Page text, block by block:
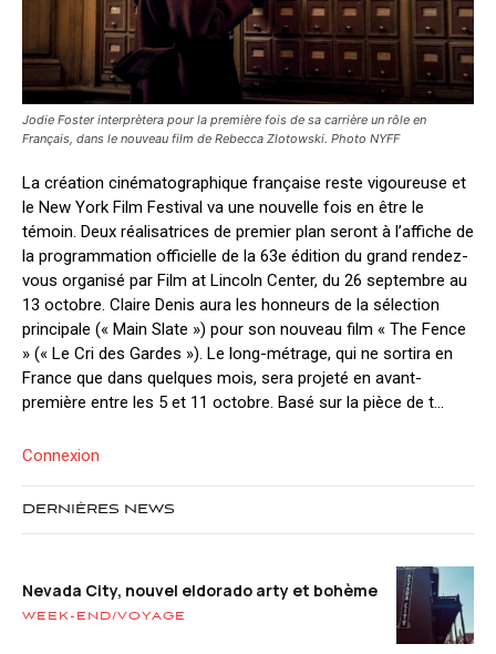
Jodie Foster interprètera pour la première fois de sa carrière un rôle en
Français, dans le nouveau film de Rebecca Zlotowski. Photo NYFF
La création cinématographique française reste vigoureuse et
le New York Film Festival va une nouvelle fois en être le
témoin. Deux réalisatrices de premier plan seront à l’affiche de
la programmation officielle de la 63e édition du grand rendez-
vous organisé par Film at Lincoln Center, du 26 septembre au
13 octobre. Claire Denis aura les honneurs de la sélection
principale (« Main Slate ») pour son nouveau film « The Fence
» (« Le Cri des Gardes »). Le long-métrage, qui ne sortira en
France que dans quelques mois, sera projeté en avant-
première entre les 5 et 11 octobre. Basé sur la pièce de t...
Connexion
DERNIÈRES NEWS
Nevada City, nouvel eldorado arty et bohème
WEEK-END/VOYAGE